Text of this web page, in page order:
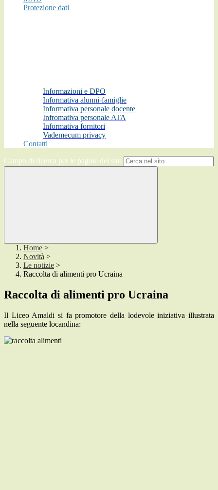
Protezione dati
Informazioni e DPO
Informativa alunni-famiglie
Informativa personale docente
Infromativa personale ATA
Informativa fornitori
Vademecum privacy
Contatti
Campo di ricerca per le pagine del sito
Home >
Novità >
Le notizie >
Raccolta di alimenti pro Ucraina
Raccolta di alimenti pro Ucraina
Il Liceo Amaldi si fa promotore della lodevole iniziativa illustrata
nella seguente locandina: